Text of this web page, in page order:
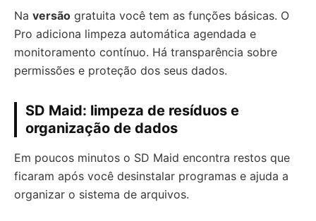
Na versão gratuita você tem as funções básicas. O
Pro adiciona limpeza automática agendada e
monitoramento contínuo. Há transparência sobre
permissões e proteção dos seus dados.
SD Maid: limpeza de resíduos e
organização de dados
Em poucos minutos o SD Maid encontra restos que
ficaram após você desinstalar programas e ajuda a
organizar o sistema de arquivos.